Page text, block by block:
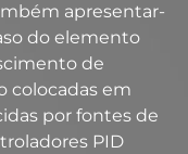
apresentar-
do elemento
de
colocadas em
por fontes de
PID